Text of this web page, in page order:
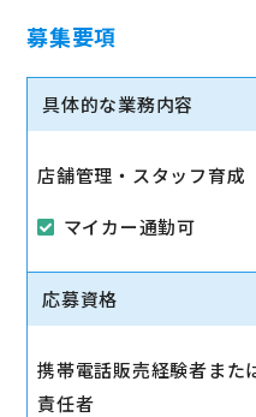
募集要項
具体的な業務内容
店舗管理・スタッフ育成
マイカー通勤可
応募資格
携帯電話販売経験者また
責任者